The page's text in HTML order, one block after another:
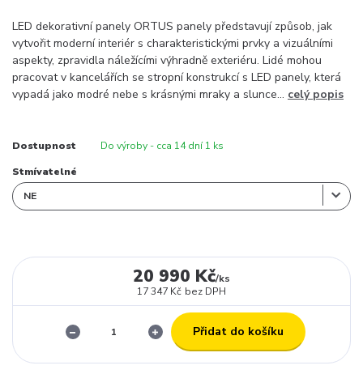
LED dekorativní panely ORTUS panely představují způsob, jak
vytvořit moderní interiér s charakteristickými prvky a vizuálními
aspekty, zpravidla náležícími výhradně exteriéru. Lidé mohou
pracovat v kancelářích se stropní konstrukcí s LED panely, která
vypadá jako modré nebe s krásnými mraky a slunce... celý popis
Dostupnost Do výroby - cca 14 dní 1 ks
Stmívatelné
20 990 Kč/ks
17 347 Kč bez DPH
Přidat do košíku